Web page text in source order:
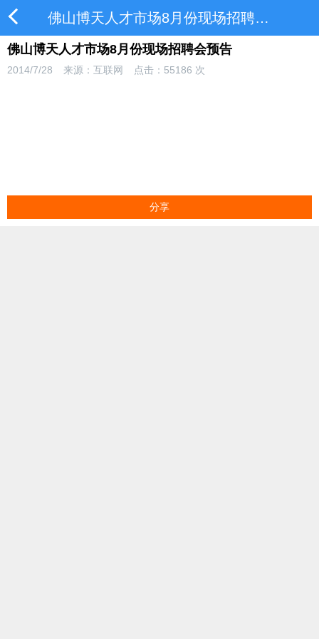
佛山博天人才市场8月份现场招聘会预告
佛山博天人才市场8月份现场招聘会预告
2014/7/28 来源：互联网 点击： 55186 次
分享